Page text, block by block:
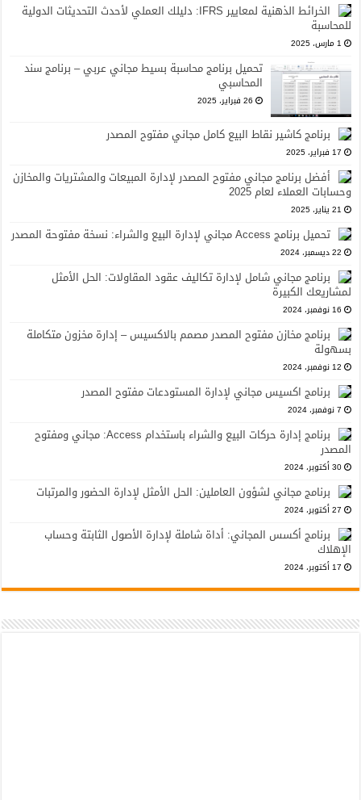
الخرائط الذهنية لمعايير IFRS: دليلك العملي لأحدث التحديثات الدولية
للمحاسبة
1 مارس، 2025
تحميل برنامج محاسبة بسيط مجاني عربي – برنامج سند
المحاسبي
26 فبراير، 2025
برنامج كاشير نقاط البيع كامل مجاني مفتوح المصدر
17 فبراير، 2025
أفضل برنامج مجاني مفتوح المصدر لإدارة المبيعات والمشتريات والمخازن
وحسابات العملاء لعام 2025
21 يناير، 2025
تحميل برنامج Access مجاني لإدارة البيع والشراء: نسخة مفتوحة المصدر
22 ديسمبر، 2024
برنامج مجاني شامل لإدارة تكاليف عقود المقاولات: الحل الأمثل
لمشاريعك الكبيرة
16 نوفمبر، 2024
برنامج مخازن مفتوح المصدر مصمم بالاكسيس – إدارة مخزون متكاملة
بسهولة
12 نوفمبر، 2024
برنامج اكسيس مجاني لإدارة المستودعات مفتوح المصدر
7 نوفمبر، 2024
برنامج إدارة حركات البيع والشراء باستخدام Access: مجاني ومفتوح
المصدر
30 أكتوبر، 2024
برنامج مجاني لشؤون العاملين: الحل الأمثل لإدارة الحضور والمرتبات
27 أكتوبر، 2024
برنامج أكسس المجاني: أداة شاملة لإدارة الأصول الثابتة وحساب
الإهلاك
17 أكتوبر، 2024